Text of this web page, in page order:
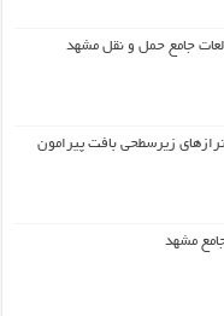
جامع حمل و نقل مشهد
زیرسطحی بافت پیرامون
مشهد